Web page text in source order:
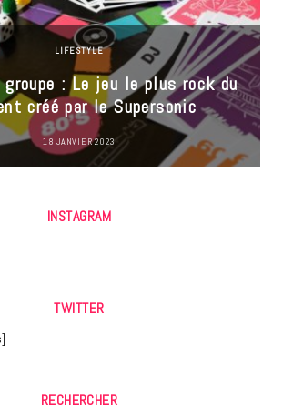
LIFESTYLE
: Le jeu le plus rock du
créé par le Supersonic
18 JANVIER 2023
INSTAGRAM
TWITTER
RECHERCHER